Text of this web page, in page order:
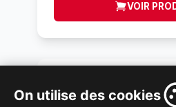
On utilise des cookies
VOIR